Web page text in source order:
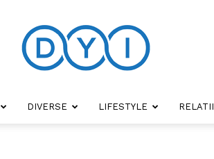
DIVERSE LIFESTYLE RELATII